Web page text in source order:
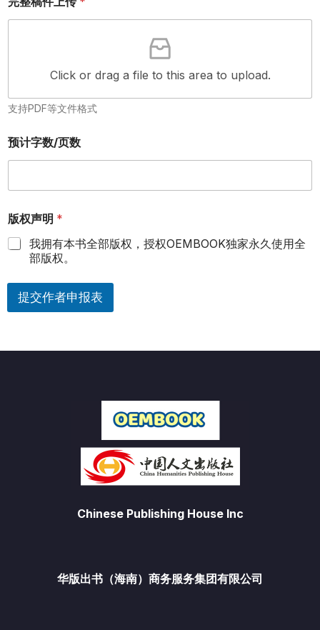
Click or drag a file to this area to upload.
支持PDF等文件格式
预计字数/页数
版权声明 *
我拥有本书全部版权，授权OEMBOOK独家永久使用全
部版权。
提交作者申报表
Chinese Publishing House Inc
华版出书（海南）商务服务集团有限公司